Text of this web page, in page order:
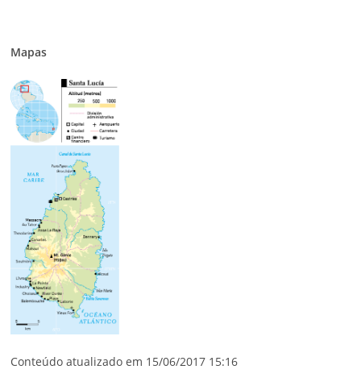
Mapas
Conteúdo atualizado em 15/06/2017 15:16